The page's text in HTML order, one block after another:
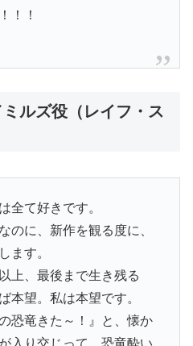
！！
ルズ役（レイフ・ス
全て好きです。
のに、新作を観る度に、
ます。
上、最後まで生き残る
本望。私は本望です。
恐竜きた～！』と、懐か
入り交じって、恐竜酔い